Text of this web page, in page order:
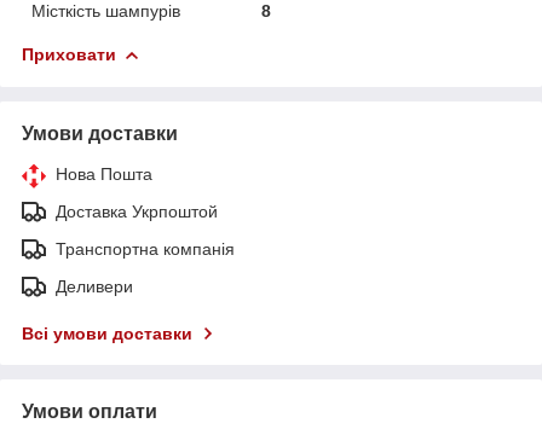
Місткість шампурів
8
Приховати
Умови доставки
Нова Пошта
Доставка Укрпоштой
Транспортна компанія
Деливери
Всі умови доставки
Умови оплати